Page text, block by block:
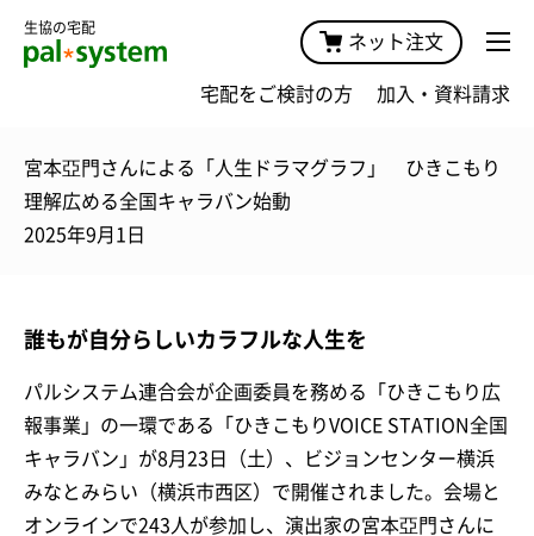
生協の宅配
ネット注文
宅配をご検討の方 加入・資料請求
宮本亞門さんによる「人生ドラマグラフ」 ひきこもり
理解広める全国キャラバン始動
2025年9月1日
誰もが自分らしいカラフルな人生を
パルシステム連合会が企画委員を務める「ひきこもり広
報事業」の一環である「ひきこもりVOICE STATION全国
キャラバン」が8月23日（土）、ビジョンセンター横浜
みなとみらい（横浜市西区）で開催されました。会場と
オンラインで243人が参加し、演出家の宮本亞門さんに